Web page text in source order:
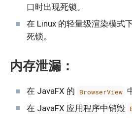
口时出现死锁。
在 Linux 的轻量级渲染模式
死锁。
内存泄漏：
在 JavaFX 的 BrowserView
在 JavaFX 应用程序中销毁